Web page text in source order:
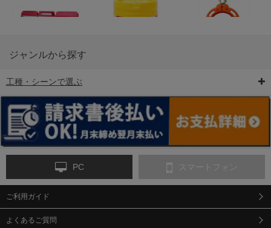
6-矢印板/LED矢印板
ンス
9-点字マット・タイ
ジャンルから探す
工種・シーンで選ぶ
PC スマートフォン
ご利用ガイド
よくあるご質問